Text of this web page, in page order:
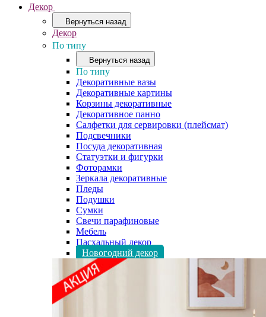
Декор
Вернуться назад
Декор
По типу
Вернуться назад
По типу
Декоративные вазы
Декоративные картины
Корзины декоративные
Декоративное панно
Салфетки для сервировки (плейсмат)
Подсвечники
Посуда декоративная
Статуэтки и фигурки
Фоторамки
Зеркала декоративные
Пледы
Подушки
Сумки
Свечи парафиновые
Мебель
Пасхальный декор
Новогодний декор